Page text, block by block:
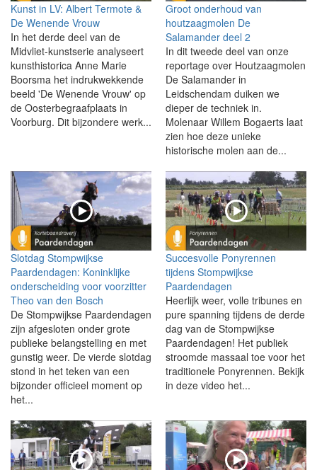
Kunst in LV: Albert Termote &
De Wenende Vrouw
In het derde deel van de
Midvliet-kunstserie analyseert
kunsthistorica Anne Marie
Boorsma het indrukwekkende
beeld 'De Wenende Vrouw' op
de Oosterbegraafplaats in
Voorburg. Dit bijzondere werk...
Groot onderhoud van
houtzaagmolen De
Salamander deel 2
In dit tweede deel van onze
reportage over Houtzaagmolen
De Salamander in
Leidschendam duiken we
dieper de techniek in.
Molenaar Willem Bogaerts laat
zien hoe deze unieke
historische molen aan de...
Slotdag Stompwijkse
Paardendagen: Koninklijke
onderscheiding voor voorzitter
Theo van den Bosch
De Stompwijkse Paardendagen
zijn afgesloten onder grote
publieke belangstelling en met
gunstig weer. De vierde slotdag
stond in het teken van een
bijzonder officieel moment op
het...
Succesvolle Ponyrennen
tijdens Stompwijkse
Paardendagen
Heerlijk weer, volle tribunes en
pure spanning tijdens de derde
dag van de Stompwijkse
Paardendagen! Het publiek
stroomde massaal toe voor het
traditionele Ponyrennen. Bekijk
in deze video het...